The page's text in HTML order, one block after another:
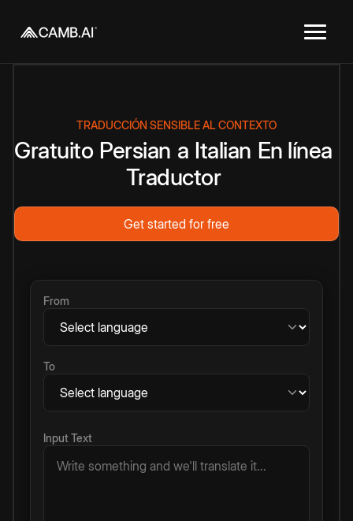
TRADUCCIÓN SENSIBLE AL CONTEXTO
Gratuito Persian a Italian En línea
Traductor
Get started for free
From
To
Input Text